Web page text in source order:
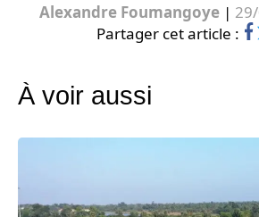
Alexandre Foumangoye |
Partager cet article :
À voir aussi